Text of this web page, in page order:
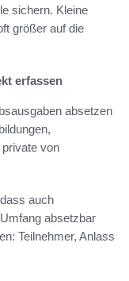
sichern. Kleine
größer auf die
erfassen
absetzen
private von
auch
absetzbar
Teilnehmer, Anlass